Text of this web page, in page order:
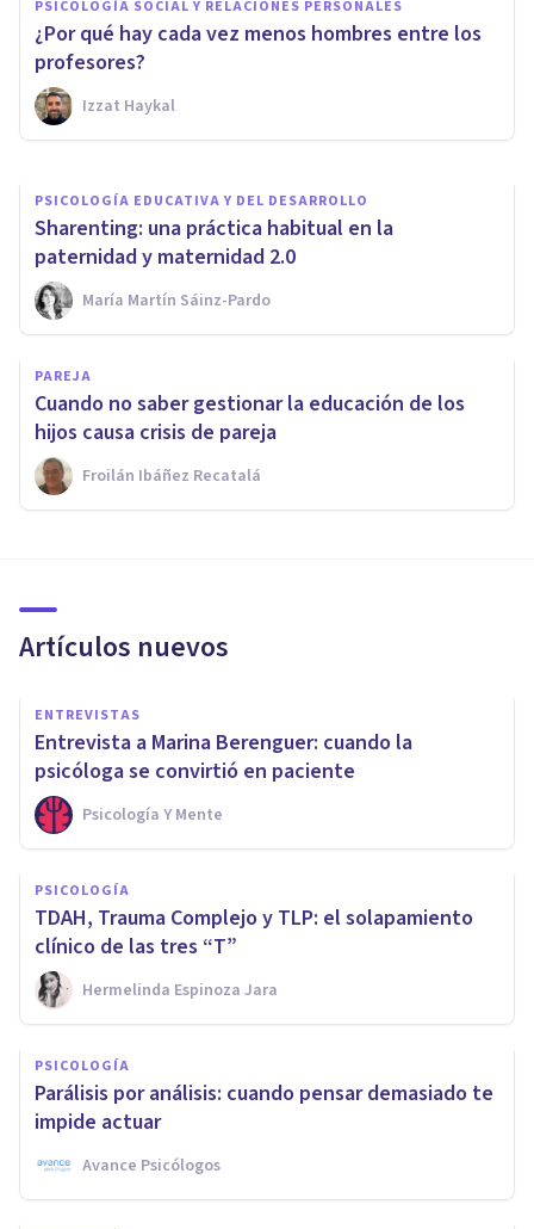
PSICOLOGÍA SOCIAL Y RELACIONES PERSONALES
¿Por qué hay cada vez menos hombres entre los
profesores?
Izzat Haykal
niñas desde la familia: 7 ideas
clave
Miguel Ángel Rizaldos
PSICOLOGÍA EDUCATIVA Y DEL DESARROLLO
Sharenting: una práctica habitual en la
paternidad y maternidad 2.0
María Martín Sáinz-Pardo
PAREJA
Cuando no saber gestionar la educación de los
hijos causa crisis de pareja
Froilán Ibáñez Recatalá
Artículos nuevos
ENTREVISTAS
Entrevista a Marina Berenguer: cuando la
psicóloga se convirtió en paciente
Psicología Y Mente
PSICOLOGÍA
TDAH, Trauma Complejo y TLP: el solapamiento
clínico de las tres “T”
Hermelinda Espinoza Jara
PSICOLOGÍA
Parálisis por análisis: cuando pensar demasiado te
impide actuar
Avance Psicólogos